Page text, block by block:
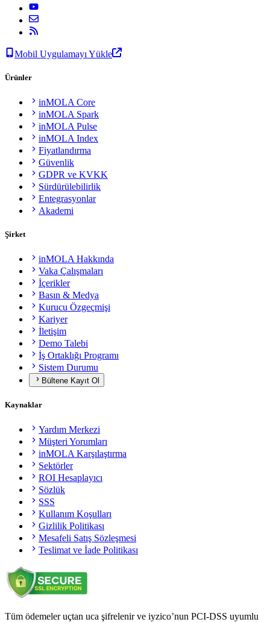
Mobil Uygulamayı Yükle
Ürünler
inMOLA Core
inMOLA Spark
inMOLA Pulse
inMOLA Index
Fiyatlandırma
Güvenlik
GDPR ve KVKK
Sürdürülebilirlik
Entegrasyonlar
Akademi
Şirket
inMOLA Hakkında
Vaka Çalışmaları
İçerikler
Basın & Medya
Kurucu Özgeçmişi
Kariyer
İletişim
Demo Talebi
İş Ortaklığı Programı
Sistem Durumu
Bültene Kayıt Ol
Kaynaklar
Yardım Merkezi
Müşteri Yorumları
inMOLA Karşılaştırma
Sektörler
ROI Hesaplayıcı
Sözlük
SSS
Kullanım Koşulları
Gizlilik Politikası
Mesafeli Satış Sözleşmesi
Teslimat ve İade Politikası
Tüm ödemeler uçtan uca şifrelenir ve iyzico’nun PCI-DSS uyumlu